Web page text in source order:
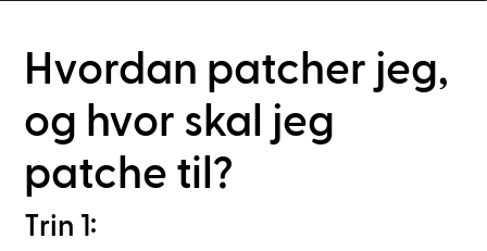
Hvordan patcher jeg,
og hvor skal jeg
patche til?
Trin 1: